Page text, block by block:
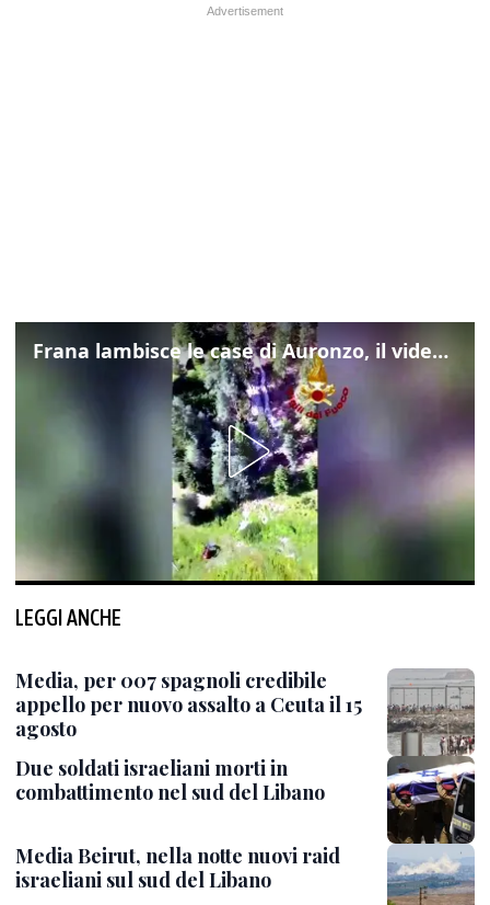
Frana lambisce le case di Auronzo, il video dall'elicottero dei vigili del fuoco
LEGGI ANCHE
Media, per 007 spagnoli credibile
appello per nuovo assalto a Ceuta il 15
agosto
Due soldati israeliani morti in
combattimento nel sud del Libano
Media Beirut, nella notte nuovi raid
israeliani sul sud del Libano